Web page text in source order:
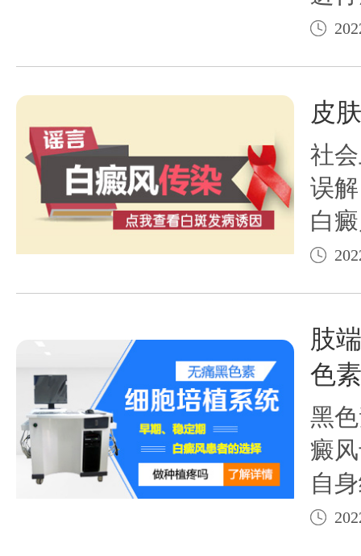
的
者
结
复
皮
社
误
白
时
一
一
者
可
肢
色
黑
癜
自
色